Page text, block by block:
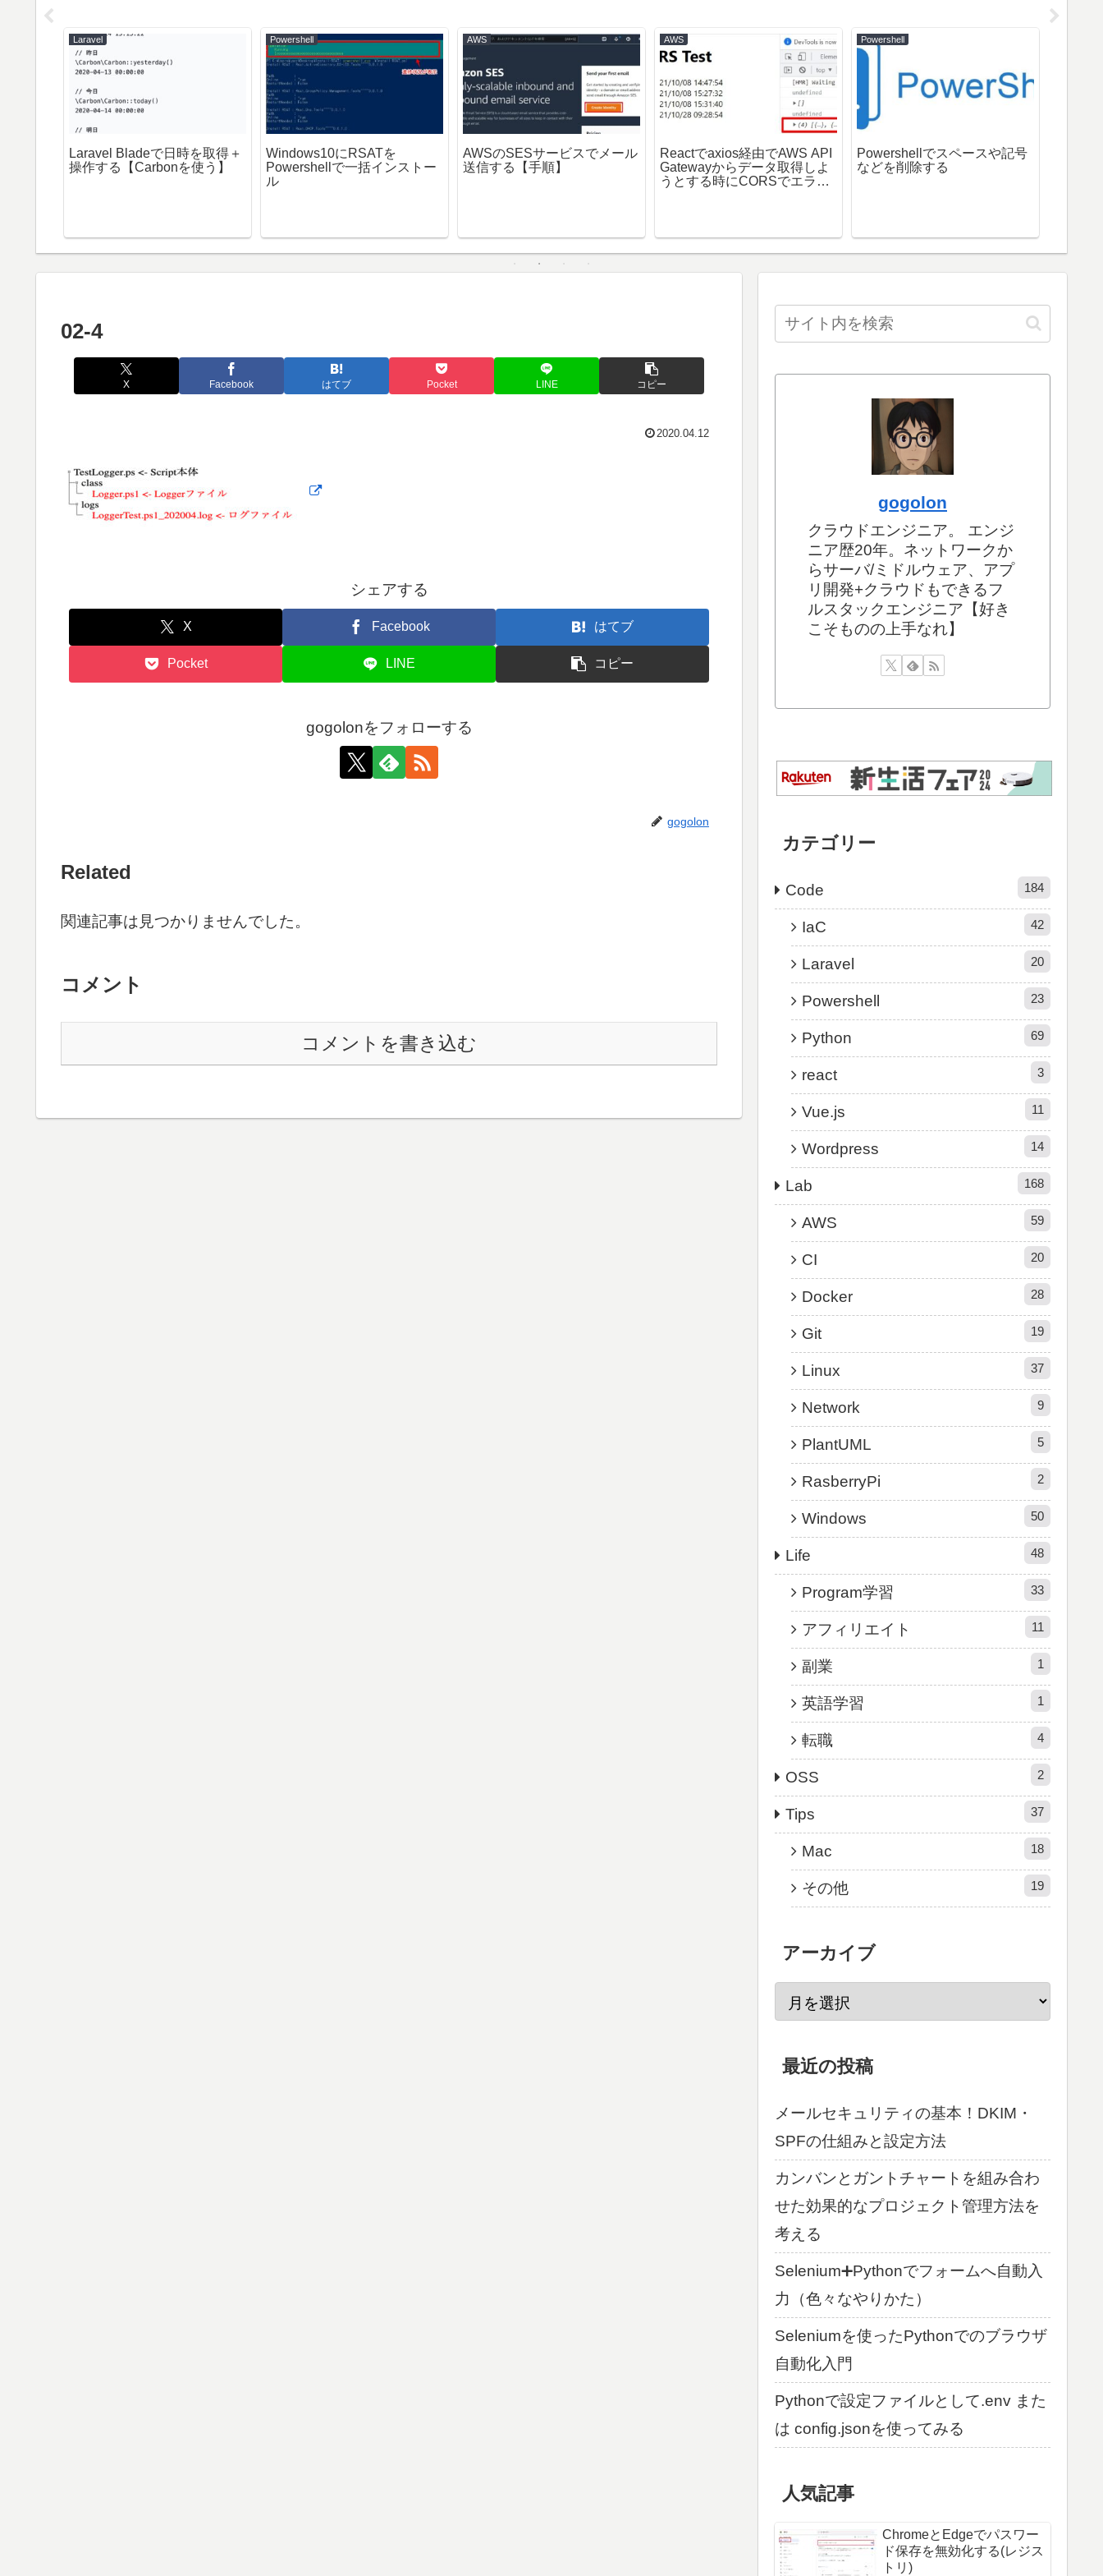
Laravel
Laravel Bladeで日時を取得＋
操作する【Carbonを使う】
Powershell
Windows10にRSATを
Powershellで一括インストー
ル
AWS
AWSのSESサービスでメール
送信する【手順】
AWS
Reactでaxios経由でAWS API
Gatewayからデータ取得しよ
うとする時にCORSでエラー
Powershell
Powershellでスペースや記号
などを削除する
02-4
X Facebook はてブ Pocket LINE コピー
2020.04.12
シェアする
X Facebook はてブ
Pocket LINE コピー
gogolonをフォローする
gogolon
Related
関連記事は見つかりませんでした。
コメント
コメントを書き込む
gogolon
クラウドエンジニア。 エンジ
ニア歴20年。ネットワークか
らサーバ/ミドルウェア、アプ
リ開発+クラウドもできるフ
ルスタックエンジニア【好き
こそものの上手なれ】
カテゴリー
Code 184
IaC 42
Laravel 20
Powershell 23
Python 69
react 3
Vue.js 11
Wordpress 14
Lab 168
AWS 59
CI 20
Docker 28
Git 19
Linux 37
Network 9
PlantUML 5
RasberryPi 2
Windows 50
Life 48
Program学習 33
アフィリエイト 11
副業 1
英語学習 1
転職 4
OSS 2
Tips 37
Mac 18
その他 19
アーカイブ
最近の投稿
メールセキュリティの基本！DKIM・
SPFの仕組みと設定方法
カンバンとガントチャートを組み合わ
せた効果的なプロジェクト管理方法を
考える
Selenium➕Pythonでフォームへ自動入
力（色々なやりかた）
Seleniumを使ったPythonでのブラウザ
自動化入門
Pythonで設定ファイルとして.env また
は config.jsonを使ってみる
人気記事
ChromeとEdgeでパスワー
ド保存を無効化する(レジス
トリ)